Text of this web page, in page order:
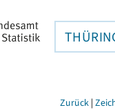
Zurück |